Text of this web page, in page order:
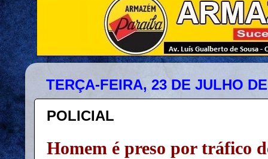
TERÇA-FEIRA, 23 DE JULHO
POLICIAL
Homem é preso por tráfico